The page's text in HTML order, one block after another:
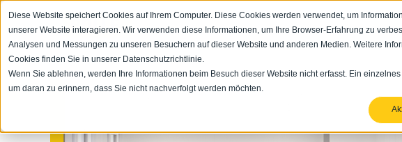
Diese Website speichert Cookies auf Ihrem Computer. Diese Cookies werden verwendet, um
unserer Website interagieren. Wir verwenden diese Informationen, um Ihre Browser-Erfahrung zu
Analysen und Messungen zu unseren Besuchern auf dieser Website und anderen Medien. Weitere
Cookies finden Sie in unserer Datenschutzrichtlinie.
Wenn Sie ablehnen, werden Ihre Informationen beim Besuch dieser Website nicht erfasst. Ein
um daran zu erinnern, dass Sie nicht nachverfolgt werden möchten.